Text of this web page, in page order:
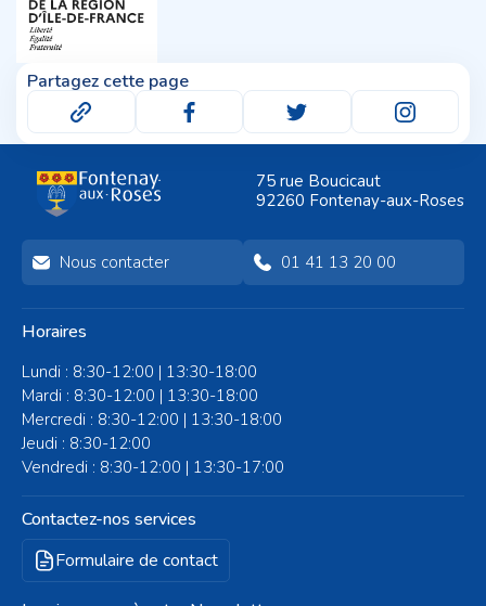
Partagez cette page
75 rue Boucicaut
92260 Fontenay-aux-Roses
Nous contacter 01 41 13 20 00
Horaires
Lundi : 8:30-12:00 | 13:30-18:00
Mardi : 8:30-12:00 | 13:30-18:00
Mercredi : 8:30-12:00 | 13:30-18:00
Jeudi : 8:30-12:00
Vendredi : 8:30-12:00 | 13:30-17:00
Contactez-nos services
Formulaire de contact